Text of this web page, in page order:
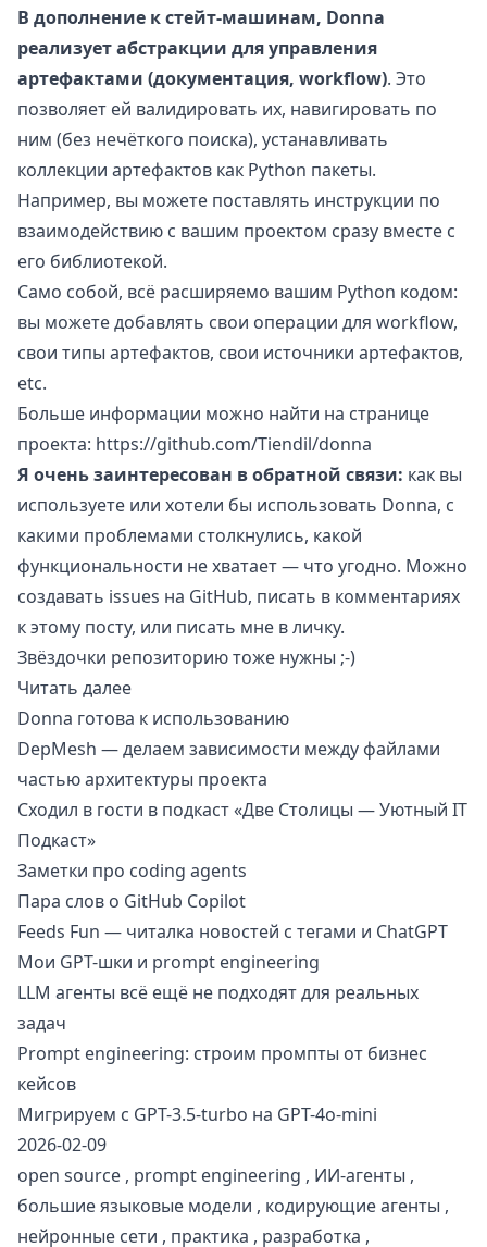
В дополнение к стейт-машинам, Donna
реализует абстракции для управления
артефактами (документация, workflow). Это
позволяет ей валидировать их, навигировать по
ним (без нечёткого поиска), устанавливать
коллекции артефактов как Python пакеты.
Например, вы можете поставлять инструкции по
взаимодействию с вашим проектом сразу вместе с
его библиотекой.
Само собой, всё расширяемо вашим Python кодом:
вы можете добавлять свои операции для workflow,
свои типы артефактов, свои источники артефактов,
etc.
Больше информации можно найти на странице
проекта: https://github.com/Tiendil/donna
Я очень заинтересован в обратной связи: как вы
используете или хотели бы использовать Donna, с
какими проблемами столкнулись, какой
функциональности не хватает — что угодно. Можно
создавать issues на GitHub, писать в комментариях
к этому посту, или писать мне в личку.
Звёздочки репозиторию тоже нужны ;-)
Читать далее
Donna готова к использованию
DepMesh — делаем зависимости между файлами
частью архитектуры проекта
Сходил в гости в подкаст «Две Столицы — Уютный IT
Подкаст»
Заметки про coding agents
Пара слов о GitHub Сopilot
Feeds Fun — читалка новостей с тегами и ChatGPT
Мои GPT-шки и prompt engineering
LLM агенты всё ещё не подходят для реальных
задач
Prompt engineering: строим промпты от бизнес
кейсов
Мигрируем с GPT-3.5-turbo на GPT-4o-mini
2026-02-09
open source , prompt engineering , ИИ-агенты ,
большие языковые модели , кодирующие агенты ,
нейронные сети , практика , разработка ,